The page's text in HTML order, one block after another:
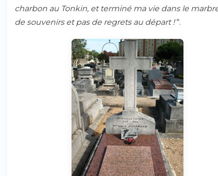
charbon au Tonkin, et terminé ma vie dans le
de souvenirs et pas de regrets au départ !".